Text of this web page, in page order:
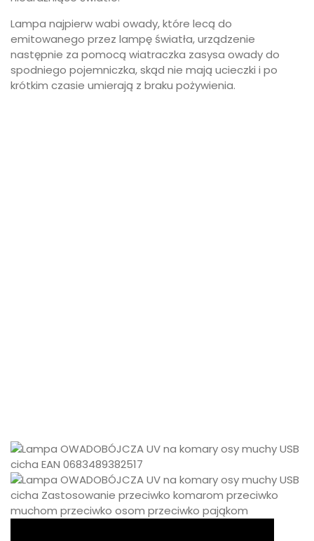
Lampa najpierw wabi owady, które lecą do
emitowanego przez lampę światła, urządzenie
następnie za pomocą wiatraczka zasysa owady do
spodniego pojemniczka, skąd nie mają ucieczki i po
krótkim czasie umierają z braku pożywienia.